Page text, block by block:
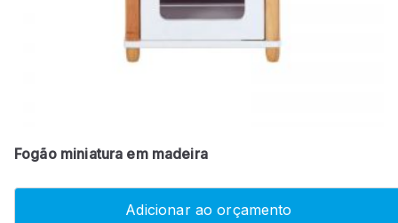
Fogão miniatura em madeira
Adicionar ao orçamento